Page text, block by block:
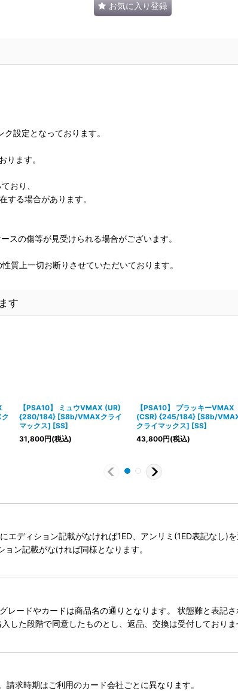
お気に入り登録
設定となっております。
ります。
おり、
する場合があります。
スの傷等が見受けられる場合がございます。
質上一切お断りさせていただいております。
す
【PSA10】 ミュウVMAX (UR)
{280/184} [S8b/VMAXクライ
マックス] [SS]
31,800円(税込)
【PSA10】 ブラッキーVMAX
(CSR) {245/184} [S8b/
クライマックス] [SS]
43,800円(税込)
ディション記載がなければ1ED、アンリミ(1ED表記なし)を
ン記載がなければ同様となります。
ードやカードは商品名の通りとなります。 状態難と表記
した段階で同意したものとし、返品、交換は受付しており
求時期はご利用のカード会社ごとに異なります。